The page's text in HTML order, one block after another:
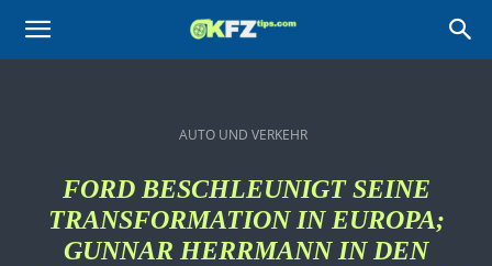
KFZtips.com
AUTO UND VERKEHR
FORD BESCHLEUNIGT SEINE
TRANSFORMATION IN EUROPA;
GUNNAR HERRMANN IN DEN